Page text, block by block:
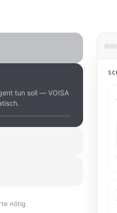
tun soll — VOISA
nötig